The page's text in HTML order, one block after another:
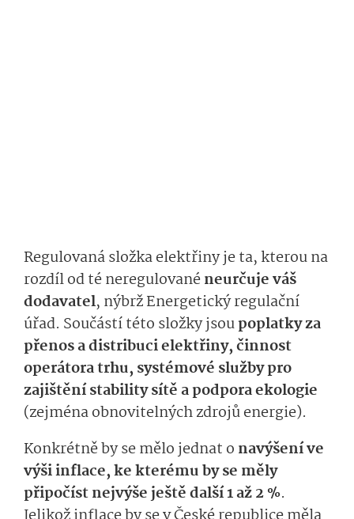
Regulovaná složka elektřiny je ta, kterou na
rozdíl od té neregulovanéneurčuje váš
dodavatel, nýbrž Energetický regulační
úřad. Součástí této složky jsoupoplatky za
přenos a distribuci elektřiny, činnost
operátora trhu, systémové služby pro
zajištění stability sítě a podpora ekologie
(zejména obnovitelných zdrojů energie).
Konkrétně by se mělo jednat o navýšení ve
výši inflace, ke kterému by se měly
připočíst nejvýše ještě další 1 až 2 %.